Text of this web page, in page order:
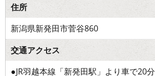
住所
新潟県新発田市菅谷860
交通アクセス
●JR羽越本線「新発田駅」より車で20分